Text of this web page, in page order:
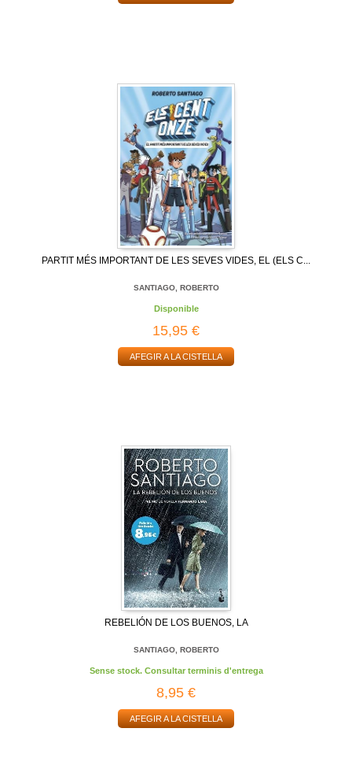
PARTIT MÉS IMPORTANT DE LES SEVES VIDES, EL (ELS C...
SANTIAGO, ROBERTO
Disponible
15,95 €
AFEGIR A LA CISTELLA
REBELIÓN DE LOS BUENOS, LA
SANTIAGO, ROBERTO
Sense stock. Consultar terminis d'entrega
8,95 €
AFEGIR A LA CISTELLA